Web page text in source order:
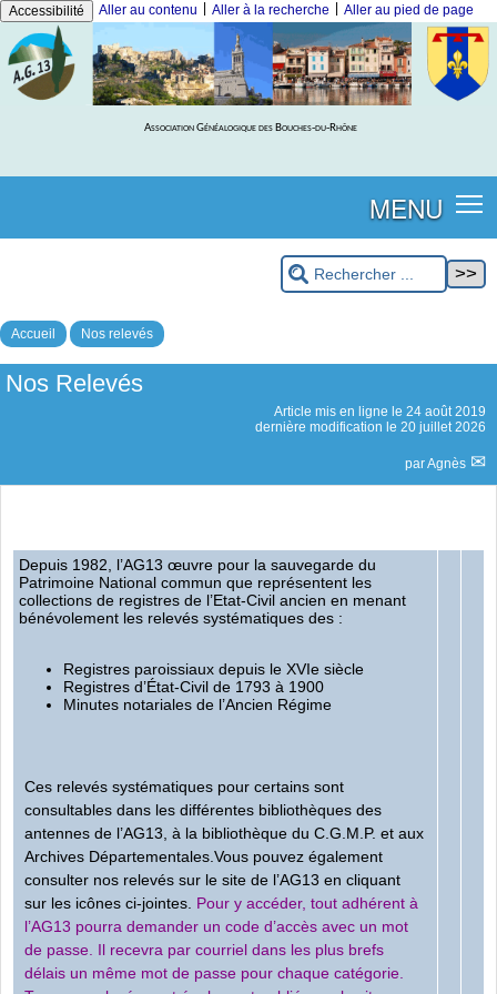
Accessibilité Aller au contenu Aller à la recherche Aller au pied de page
Association Généalogique des Bouches-du-Rhône
MENU
Accueil Nos relevés
Nos Relevés
Article mis en ligne le 24 août 2019
dernière modification le 20 juillet 2026
parAgnès
Depuis 1982, l’AG13 œuvre pour la sauvegarde du
Patrimoine National commun que représentent les
collections de registres de l’Etat-Civil ancien en menant
bénévolement les relevés systématiques des :
Registres paroissiaux depuis le XVIe siècle
Registres d’État-Civil de 1793 à 1900
Minutes notariales de l’Ancien Régime
Ces relevés systématiques pour certains sont
consultables dans les différentes bibliothèques des
antennes de l’AG13, à la bibliothèque du C.G.M.P. et aux
Archives Départementales.Vous pouvez également
consulter nos relevés sur le site de l’AG13 en cliquant
sur les icônes ci-jointes. Pour y accéder, tout adhérent à
l’AG13 pourra demander un code d’accès avec un mot
de passe. Il recevra par courriel dans les plus brefs
délais un même mot de passe pour chaque catégorie.